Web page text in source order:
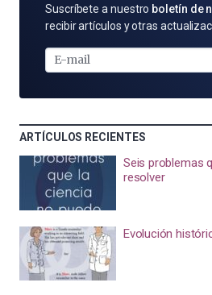
SUSCRÍBETE
POR
MAIL
Suscríbete a nuestro boletín de
recibir artículos y otras
ARTÍCULOS RECIENTES
Seis problemas
resolver
Evolución